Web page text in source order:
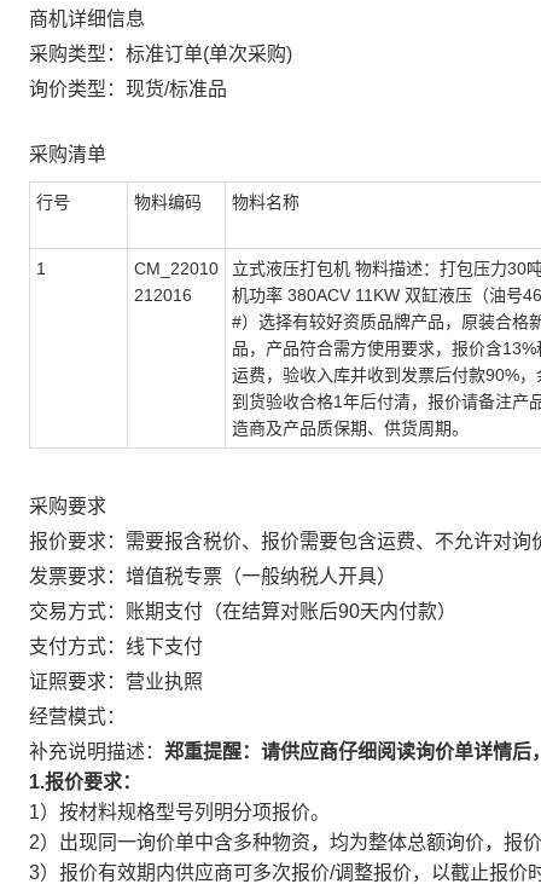
商机详细信息
采购类型：标准订单(单次采购)
询价类型：现货/标准品
采购清单
行号 物料编码 物料名称
1
CM_22010
212016
立式液压打包机 物料描述：打包压力30
机功率 380ACV 11KW 双缸液压（油号
#）选择有较好资质品牌产品，原装合格
品，产品符合需方使用要求，报价含13%
运费，验收入库并收到发票后付款90%，
到货验收合格1年后付清，报价请备注产
造商及产品质保期、供货周期。
采购要求
报价要求：需要报含税价、报价需要包含运费、不允许对
发票要求：增值税专票（一般纳税人开具）
交易方式：账期支付（在结算对账后90天内付款）
支付方式：线下支付
证照要求：营业执照
经营模式：
补充说明描述： 郑重提醒：请供应商仔细阅读询价单详情后
1.报价要求：
1）按材料规格型号列明分项报价。
2）出现同一询价单中含多种物资，均为整体总额询价，报
3）报价有效期内供应商可多次报价/调整报价，以截止报价